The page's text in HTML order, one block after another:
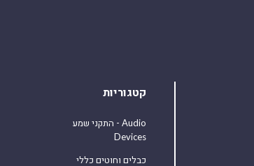
קטגוריות
התקני שמע - Audio
Devices
כבלים וחוטים כללי